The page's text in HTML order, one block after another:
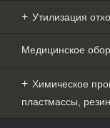
Утилизация
Медицинское
Химическое
пластмассы,